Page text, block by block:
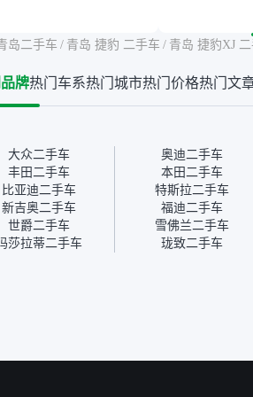
我拿到你们的信息之
告查询（用了其他平
，同时也找了朋友帮忙
题。购车流程挺快的，
一天看车，第二天你们
我到店，我第三天去提
。去之前我提前跟交接
说好，到了之后要当着
面再做一次复检，你们
排了师傅，服务可以，
平台，车价
竟有保障。
敢买。瓜子
透明。”
岛二手车 / 青岛 捷豹 二手车 / 青岛 捷豹XJ
牌热门车系热门城市热门价格热门文
大众二手车 奥迪二手车
丰田二手车
本田二手车
比亚迪二手车
特斯拉二手车
新吉奥二手车
福迪二手车
世爵二手车
雪佛兰二手车
莎拉蒂二手车
珑致二手车